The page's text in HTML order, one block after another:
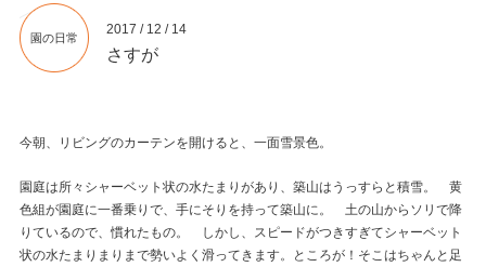
園の日常
2017 / 12 / 14
さすが
今朝、リビングのカーテンを開けると、一面雪景色。
園庭は所々シャーベット状の水たまりがあり、築山はうっすらと積雪。 黄
色組が園庭に一番乗りで、手にそりを持って築山に。 土の山からソリで降
りているので、慣れたもの。 しかし、スピードがつきすぎてシャーベット
状の水たまりまりまで勢いよく滑ってきます。ところが！そこはちゃんと足